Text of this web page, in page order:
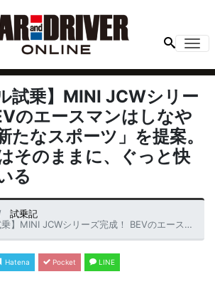
試乗】MINI JCWシリー
のエースマンはしなや
たなスポーツ」を提案。
そのままに、ぐっと快
る
試乗記
成！ BEVのエースマンはしなやかな足で「新たなスポーツ」を提案。キビキビさはそのままに、ぐっと快適になっている
Hatena Pocket LINE